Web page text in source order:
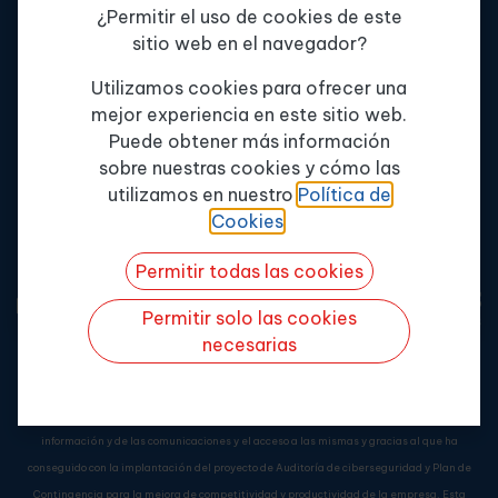
Quiero más info
+34 900 802 262
info@enterpriseformacion.com
Av. de la innovación, 11
Edif. MPE, 41019
Sevilla
Servicios
Formación
Política de Calidad
Misión y Valores
información y de las comunicaciones y el acceso a las mismas y gracias al que ha
conseguido con la implantación del proyecto de Auditoría de ciberseguridad y Plan de
Contingencia para la mejora de competitividad y productividad de la empresa. Esta
¿Permitir el uso de cookies de este
sitio web en el navegador?
Utilizamos cookies para ofrecer una
mejor experiencia en este sitio web.
Puede obtener más información
sobre nuestras cookies y cómo las
utilizamos en nuestro Política de
Cookies.
Permitir todas las cookies
Permitir solo las cookies
necesarias